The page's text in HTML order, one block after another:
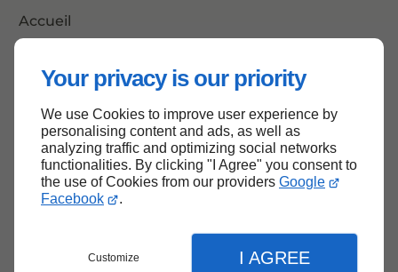
Your privacy is our priority
We use Cookies to improve user experience by
personalising content and ads, as well as
analyzing traffic and optimizing social networks
functionalities. By clicking "I Agree" you consent to
the use of Cookies from our providers Google
Facebook
.
Customize I AGREE
Accueil
Mentions légales
Plan du site
Haut de page